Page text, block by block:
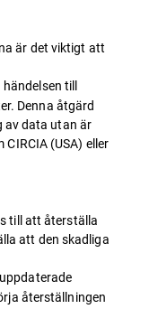
är det viktigt att
händelsen till
Denna åtgärd
av data utan är
(USA) eller
till att återställa
att den skadliga
återställningen